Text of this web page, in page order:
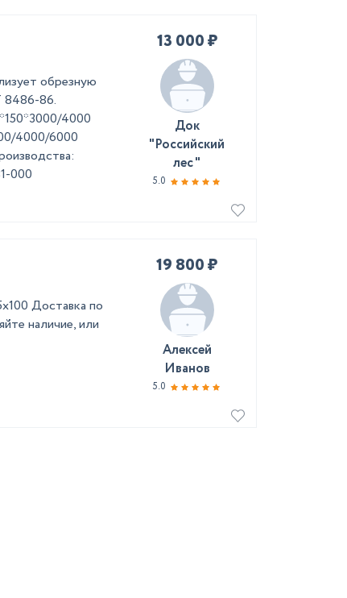
обрезную
8486-86.
4000
4000/6000
000
13 000 ₽
Док
"Российский
лес "
5.0
Доставка по
наличие, или
19 800 ₽
Алексей
Иванов
5.0